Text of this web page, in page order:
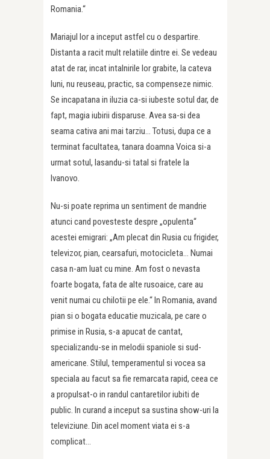
Romania.“
Mariajul lor a inceput astfel cu o despartire.
Distanta a racit mult relatiile dintre ei. Se vedeau
atat de rar, incat intalnirile lor grabite, la cateva
luni, nu reuseau, practic, sa compenseze nimic.
Se incapatana in iluzia ca-si iubeste sotul dar, de
fapt, magia iubirii disparuse. Avea sa-si dea
seama cativa ani mai tarziu… Totusi, dupa ce a
terminat facultatea, tanara doamna Voica si-a
urmat sotul, lasandu-si tatal si fratele la
Ivanovo.
Nu-si poate reprima un sentiment de mandrie
atunci cand povesteste despre „opulenta“
acestei emigrari: „Am plecat din Rusia cu frigider,
televizor, pian, cearsafuri, motocicleta… Numai
casa n-am luat cu mine. Am fost o nevasta
foarte bogata, fata de alte rusoaice, care au
venit numai cu chilotii pe ele.“ In Romania, avand
pian si o bogata educatie muzicala, pe care o
primise in Rusia, s-a apucat de cantat,
specializandu-se in melodii spaniole si sud-
americane. Stilul, temperamentul si vocea sa
speciala au facut sa fie remarcata rapid, ceea ce
a propulsat-o in randul cantaretilor iubiti de
public. In curand a inceput sa sustina show-uri la
televiziune. Din acel moment viata ei s-a
complicat…